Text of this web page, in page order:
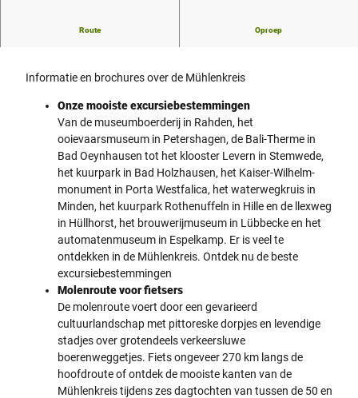
Route Oproep
Informatie over vrijetijdsactiviteiten in de wijk Mühlenkreis.
Informatie en brochures over de Mühlenkreis
Onze mooiste excursiebestemmingen
Van de museumboerderij in Rahden, het
ooievaarsmuseum in Petershagen, de Bali-Therme in
Bad Oeynhausen tot het klooster Levern in Stemwede,
het kuurpark in Bad Holzhausen, het Kaiser-Wilhelm-
monument in Porta Westfalica, het waterwegkruis in
Minden, het kuurpark Rothenuffeln in Hille en de llexweg
in Hüllhorst, het brouwerijmuseum in Lübbecke en het
automatenmuseum in Espelkamp. Er is veel te
ontdekken in de Mühlenkreis. Ontdek nu de beste
excursiebestemmingen
Molenroute voor fietsers
De molenroute voert door een gevarieerd
cultuurlandschap met pittoreske dorpjes en levendige
stadjes over grotendeels verkeersluwe
boerenweggetjes. Fiets ongeveer 270 km langs de
hoofdroute of ontdek de mooiste kanten van de
Mühlenkreis tijdens zes dagtochten van tussen de 50 en